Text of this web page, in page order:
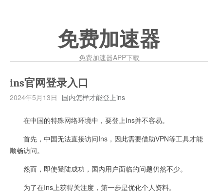
免费加速器
免费加速器APP下载
ins官网登录入口
2024年5月13日 国内怎样才能登上ins
在中国的特殊网络环境中，要登上Ins并不容易。
首先，中国无法直接访问Ins，因此需要借助VPN等工具才能
顺畅访问。
然而，即使登陆成功，国内用户面临的问题仍然不少。
为了在Ins上获得关注度，第一步是优化个人资料。